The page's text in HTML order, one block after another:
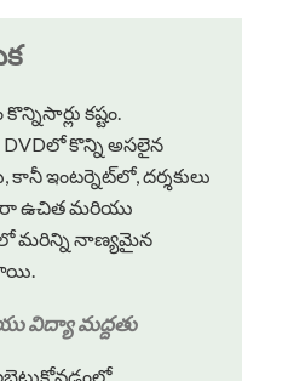
కష్టం.
కొన్ని అసలైన
కానీ ఇంటర్నెట్‌లో, దర్శకులు
ఉచిత మరియు
మరిన్ని నాణ్యమైన
విద్యా మద్దతు